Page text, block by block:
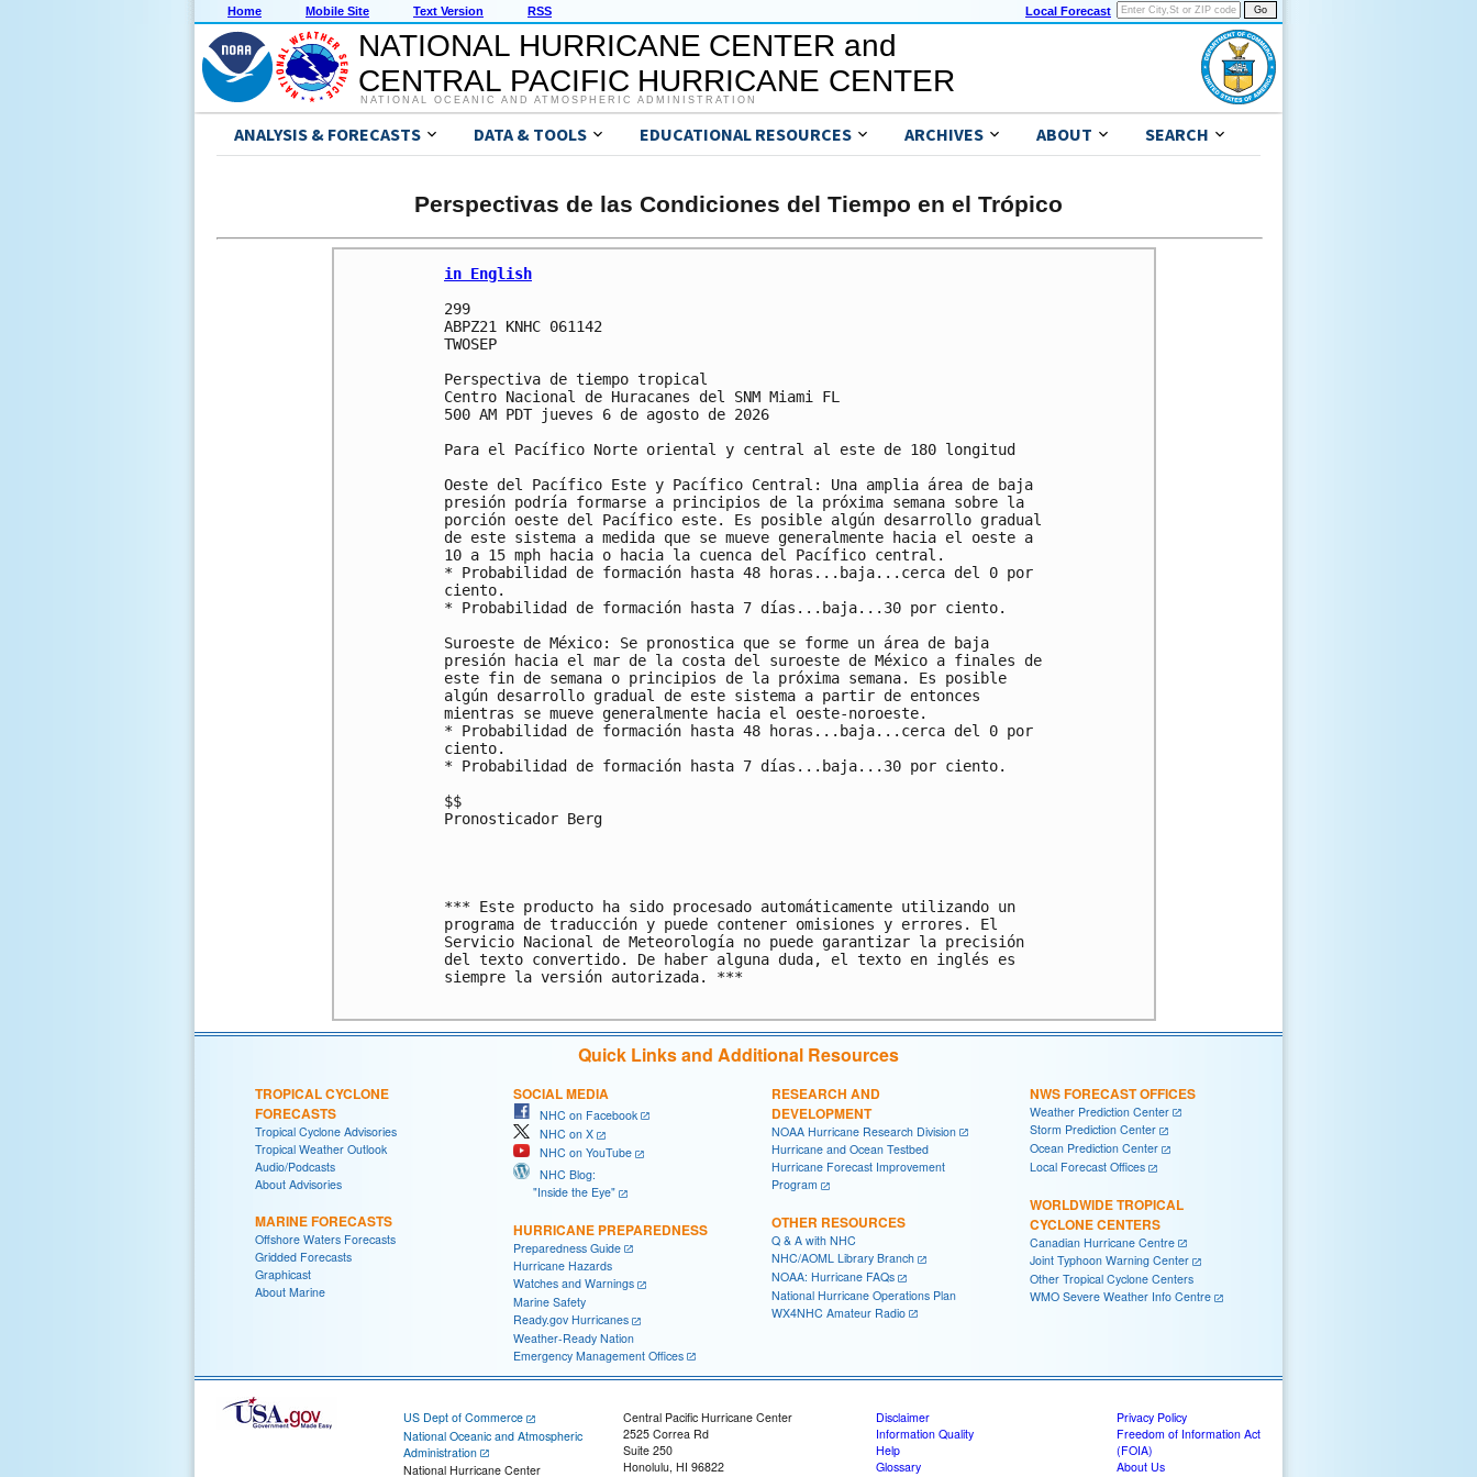
Home Mobile Site Text Version RSS Local Forecast
NATIONAL HURRICANE CENTER and
CENTRAL PACIFIC HURRICANE CENTER
NATIONAL OCEANIC AND ATMOSPHERIC ADMINISTRATION
ANALYSIS & FORECASTS DATA & TOOLS EDUCATIONAL RESOURCES ARCHIVES ABOUT SEARCH
Perspectivas de las Condiciones del Tiempo en el Trópico
in English
299
ABPZ21 KNHC 061142
TWOSEP
Perspectiva de tiempo tropical
Centro Nacional de Huracanes del SNM Miami FL
500 AM PDT jueves 6 de agosto de 2026
Para el Pacífico Norte oriental y central al este de 180 longitud
Oeste del Pacífico Este y Pacífico Central: Una amplia área de baja
presión podría formarse a principios de la próxima semana sobre la
porción oeste del Pacífico este. Es posible algún desarrollo gradual
de este sistema a medida que se mueve generalmente hacia el oeste a
10 a 15 mph hacia o hacia la cuenca del Pacífico central.
* Probabilidad de formación hasta 48 horas...baja...cerca del 0 por
ciento.
* Probabilidad de formación hasta 7 días...baja...30 por ciento.
Suroeste de México: Se pronostica que se forme un área de baja
presión hacia el mar de la costa del suroeste de México a finales de
este fin de semana o principios de la próxima semana. Es posible
algún desarrollo gradual de este sistema a partir de entonces
mientras se mueve generalmente hacia el oeste-noroeste.
* Probabilidad de formación hasta 48 horas...baja...cerca del 0 por
ciento.
* Probabilidad de formación hasta 7 días...baja...30 por ciento.
$$
Pronosticador Berg
*** Este producto ha sido procesado automáticamente utilizando un
programa de traducción y puede contener omisiones y errores. El
Servicio Nacional de Meteorología no puede garantizar la precisión
del texto convertido. De haber alguna duda, el texto en inglés es
siempre la versión autorizada. ***
Quick Links and Additional Resources
TROPICAL CYCLONE
FORECASTS
Tropical Cyclone Advisories
Tropical Weather Outlook
Audio/Podcasts
About Advisories
MARINE FORECASTS
Offshore Waters Forecasts
Gridded Forecasts
Graphicast
About Marine
SOCIAL MEDIA
NHC on Facebook
NHC on X
NHC on YouTube
NHC Blog:
"Inside the Eye"
HURRICANE PREPAREDNESS
Preparedness Guide
Hurricane Hazards
Watches and Warnings
Marine Safety
Ready.gov Hurricanes
Weather-Ready Nation
Emergency Management Offices
RESEARCH AND
DEVELOPMENT
NOAA Hurricane Research Division
Hurricane and Ocean Testbed
Hurricane Forecast Improvement
Program
OTHER RESOURCES
Q & A with NHC
NHC/AOML Library Branch
NOAA: Hurricane FAQs
National Hurricane Operations Plan
WX4NHC Amateur Radio
NWS FORECAST OFFICES
Weather Prediction Center
Storm Prediction Center
Ocean Prediction Center
Local Forecast Offices
WORLDWIDE TROPICAL
CYCLONE CENTERS
Canadian Hurricane Centre
Joint Typhoon Warning Center
Other Tropical Cyclone Centers
WMO Severe Weather Info Centre
US Dept of Commerce
National Oceanic and Atmospheric
Administration
National Hurricane Center
Central Pacific Hurricane Center
2525 Correa Rd
Suite 250
Honolulu, HI 96822
Disclaimer
Information Quality
Help
Glossary
Privacy Policy
Freedom of Information Act
(FOIA)
About Us